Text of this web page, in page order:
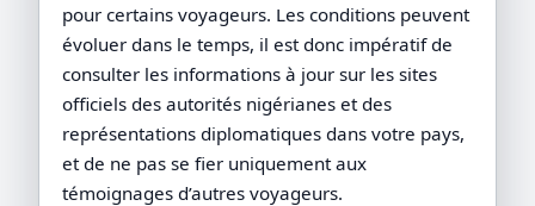
pour certains voyageurs. Les conditions peuvent
évoluer dans le temps, il est donc impératif de
consulter les informations à jour sur les sites
officiels des autorités nigérianes et des
représentations diplomatiques dans votre pays,
et de ne pas se fier uniquement aux
témoignages d’autres voyageurs.